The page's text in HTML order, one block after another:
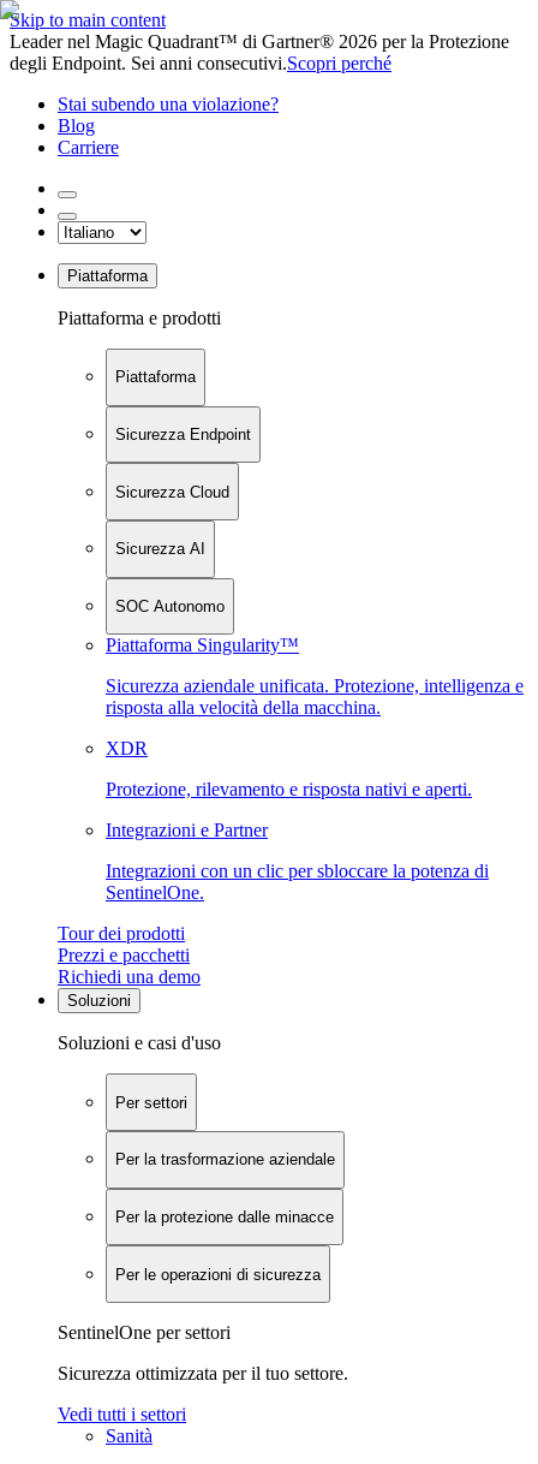
Skip to main content
Leader nel Magic Quadrant™ di Gartner® 2026 per la Protezione
degli Endpoint. Sei anni consecutivi.Scopri perché
Stai subendo una violazione?
Blog
Carriere
Piattaforma
Piattaforma e prodotti
Piattaforma
Sicurezza Endpoint
Sicurezza Cloud
Sicurezza AI
SOC Autonomo
Piattaforma Singularity™
Sicurezza aziendale unificata. Protezione, intelligenza e
risposta alla velocità della macchina.
XDR
Protezione, rilevamento e risposta nativi e aperti.
Integrazioni e Partner
Integrazioni con un clic per sbloccare la potenza di
SentinelOne.
Tour dei prodotti
Prezzi e pacchetti
Richiedi una demo
Soluzioni
Soluzioni e casi d'uso
Per settori
Per la trasformazione aziendale
Per la protezione dalle minacce
Per le operazioni di sicurezza
SentinelOne per settori
Sicurezza ottimizzata per il tuo settore.
Vedi tutti i settori
Sanità